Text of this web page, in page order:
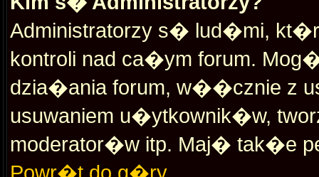
Administratorzy s� lud�mi,
kontroli nad ca�ym forum.
dzia�ania forum, w��cznie z
usuwaniem u�ytkownik�w,
moderator�w itp. Maj� tak�e